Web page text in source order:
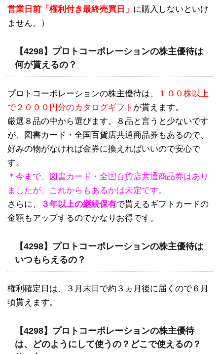
営業日前「権利付き最終売買日」 に購入しないといけ
ません。）
【4298】プロトコーポレーションの株主優待は
何が貰えるの？
プロトコーポレーションの株主優待は、
１００株以上
で２０００円分のカタログギフト が貰えます。
厳選８品の中から選びます。８品と言うと少ないです
が、図書カード・全国百貨店共通商品券もあるので、
好みの物がなければ金券に換えればいいので安心で
す。
＊今まで、図書カード・全国百貨店共通商品券はあり
ましたが、これからもあるかは未定です。
さらに、
３年以上の継続保有で貰えるギフトカードの
金額もアップするのでかなりお得です。
【4298】プロトコーポレーションの株主優待は
いつもらえるの？
権利確定日は、３月末日で約３ヵ月後に届くので６月
頃貰えます。
【4298】プロトコーポレーションの株主優待
は、どのようにして使うの？どこで使えるの？